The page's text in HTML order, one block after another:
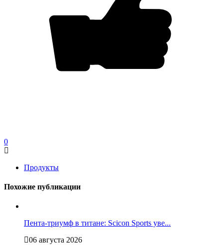
0
Продукты
Похожие публикации
Пента-триумф в титане: Scicon Sports уве...
06 августа 2026